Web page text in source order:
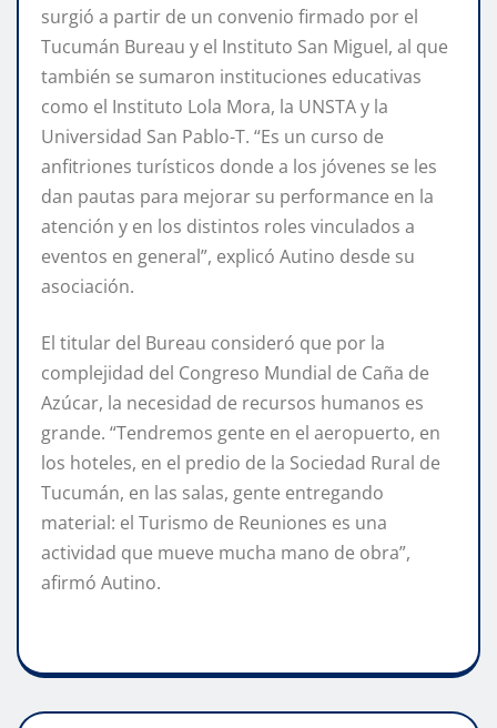
surgió a partir de un convenio firmado por el
Tucumán Bureau y el Instituto San Miguel, al que
también se sumaron instituciones educativas
como el Instituto Lola Mora, la UNSTA y la
Universidad San Pablo-T. “Es un curso de
anfitriones turísticos donde a los jóvenes se les
dan pautas para mejorar su performance en la
atención y en los distintos roles vinculados a
eventos en general”, explicó Autino desde su
asociación.
El titular del Bureau consideró que por la
complejidad del Congreso Mundial de Caña de
Azúcar, la necesidad de recursos humanos es
grande. “Tendremos gente en el aeropuerto, en
los hoteles, en el predio de la Sociedad Rural de
Tucumán, en las salas, gente entregando
material: el Turismo de Reuniones es una
actividad que mueve mucha mano de obra”,
afirmó Autino.